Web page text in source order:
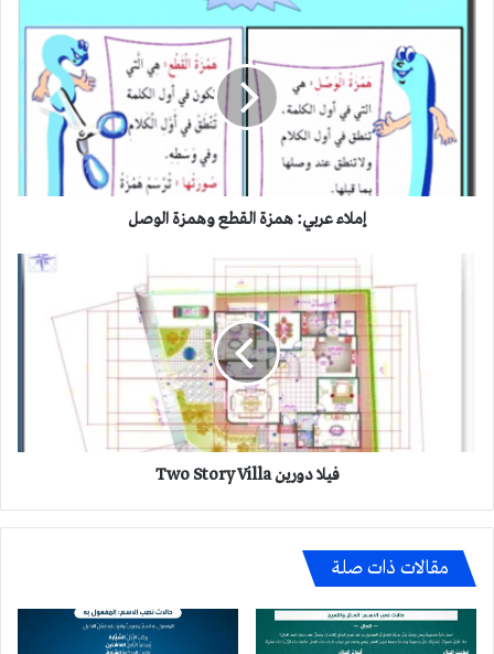
عربي:
الوصل
إملاء عربي: همزة القطع وهمزة الوصل
فيلا دورين Two Story Villa
مقالات ذات صلة